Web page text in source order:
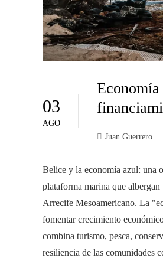
03
AGO
Juan Guerrero
Belice y la economía azul: una
plataforma marina que
Arrecife Mesoamericano. La
fomentar crecimiento
combina turismo, pesca,
resiliencia de las comunidades